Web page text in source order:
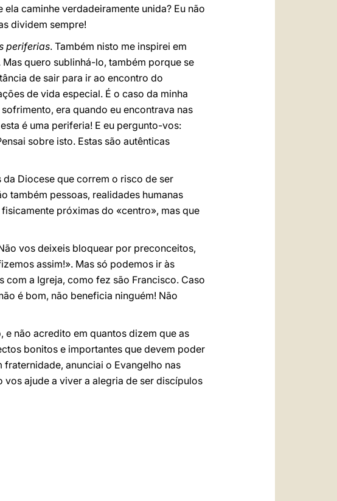
caminhe verdadeiramente unida? Eu não
dividem sempre!
periferias. Também nisto me inspirei em
quero sublinhá-lo, também porque se
de sair para ir ao encontro do
de vida especial. É o caso da minha
era quando eu encontrava nas
é uma periferia! E eu pergunto-vos:
sobre isto. Estas são autênticas
Diocese que correm o risco de ser
também pessoas, realidades humanas
próximas do «centro», mas que
vos deixeis bloquear por preconceitos,
assim!». Mas só podemos ir às
com a Igreja, como fez são Francisco. Caso
é bom, não beneficia ninguém! Não
não acredito em quantos dizem que as
bonitos e importantes que devem poder
anunciai o Evangelho nas
vos ajude a viver a alegria de ser discípulos